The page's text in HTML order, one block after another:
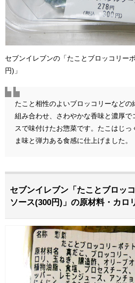
セブンイレブンの「たことブロッコリー
円)」
たこと相性のよいブロッコリーなどの
組み合わせ、さわやかな香味と濃厚で
スで味付けたお惣菜です。たこはじっ
ま味と弾力ある食感に仕上げました。
セブンイレブン「たことブロッ
ソース(300円)」の原材料・カロ